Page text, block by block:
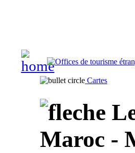
Cartes
Maroc -